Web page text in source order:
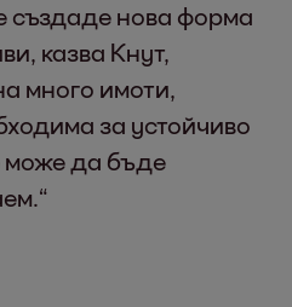
създаде нова форма
казва Кнут,
много имоти,
за устойчиво
може да бъде